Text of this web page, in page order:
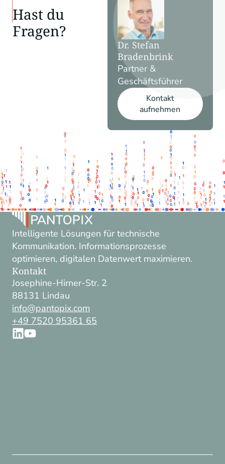
Hast du
Fragen?
Dr. Stefan
Bradenbrink
Partner &
Geschäftsführer
Kontakt
aufnehmen
Intelligente Lösungen für technische
Kommunikation. Informationsprozesse
optimieren, digitalen Datenwert maximieren.
Kontakt
Josephine-Hirner-Str. 2
88131 Lindau
info@pantopix.com
+49 7520 95361 65